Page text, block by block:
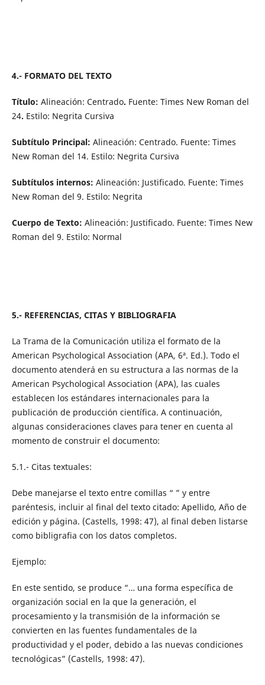
4.- FORMATO DEL TEXTO
Título: Alineación: Centrado. Fuente: Times New Roman del
24. Estilo: Negrita Cursiva
Subtítulo Principal: Alineación: Centrado. Fuente: Times
New Roman del 14. Estilo: Negrita Cursiva
Subtítulos internos: Alineación: Justificado. Fuente: Times
New Roman del 9. Estilo: Negrita
Cuerpo de Texto: Alineación: Justificado. Fuente: Times New
Roman del 9. Estilo: Normal
5.- REFERENCIAS, CITAS Y BIBLIOGRAFIA
La Trama de la Comunicación utiliza el formato de la
American Psychological Association (APA, 6ª. Ed.). Todo el
documento atenderá en su estructura a las normas de la
American Psychological Association (APA), las cuales
establecen los estándares internacionales para la
publicación de producción científica. A continuación,
algunas consideraciones claves para tener en cuenta al
momento de construir el documento:
5.1.- Citas textuales:
Debe manejarse el texto entre comillas “ ” y entre
paréntesis, incluir al final del texto citado: Apellido, Año de
edición y página. (Castells, 1998: 47), al final deben listarse
como bibligrafia con los datos completos.
Ejemplo:
En este sentido, se produce “… una forma específica de
organización social en la que la generación, el
procesamiento y la transmisión de la información se
convierten en las fuentes fundamentales de la
productividad y el poder, debido a las nuevas condiciones
tecnológicas” (Castells, 1998: 47).